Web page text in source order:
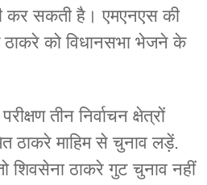
कर सकती है। एमएनएस की
ठाकरे को विधानसभा भेजने के
तीन निर्वाचन क्षेत्रों
ठाकरे माहिम से चुनाव लड़ें.
शिवसेना ठाकरे गुट चुनाव नहीं